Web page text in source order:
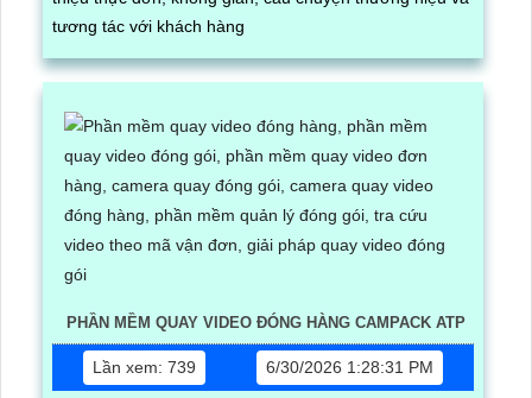
tương tác với khách hàng
PHẦN MỀM QUAY VIDEO ĐÓNG HÀNG CAMPACK ATP
Lần xem: 739
6/30/2026 1:28:31 PM